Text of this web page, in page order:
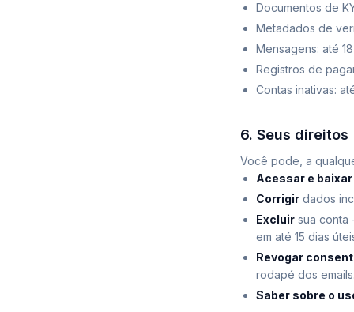
Documentos de
Metadados de
Mensagens: até
Registros de
Contas inativas:
6. Seus direitos
Você pode, a
Acessar e baixar
Corrigir dados
Excluir sua
em até 15 dias
Revogar
rodapé dos
Saber sobre o